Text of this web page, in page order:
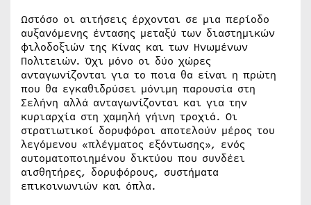
Ωστόσο οι αιτήσεις έρχονται σε μια περίοδο
αυξανόμενης έντασης μεταξύ των διαστημικών
φιλοδοξιών της Κίνας και των Ηνωμένων
Πολιτειών. Όχι μόνο οι δύο χώρες
ανταγωνίζονται για το ποια θα είναι η πρώτη
που θα εγκαθιδρύσει μόνιμη παρουσία στη
Σελήνη αλλά ανταγωνίζονται και για την
κυριαρχία στη χαμηλή γήινη τροχιά. Οι
στρατιωτικοί δορυφόροι αποτελούν μέρος του
λεγόμενου «πλέγματος εξόντωσης», ενός
αυτοματοποιημένου δικτύου που συνδέει
αισθητήρες, δορυφόρους, συστήματα
επικοινωνιών και όπλα.